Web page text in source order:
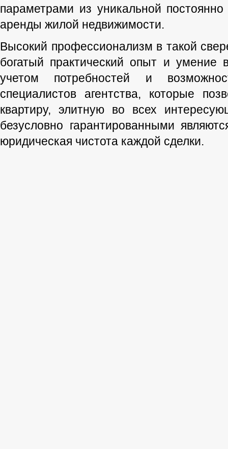
параметрами из уникальной
аренды жилой недвижимости.
Высокий профессионализм в такой
богатый практический опыт и умение
учетом потребностей и
специалистов агентства, которые
квартиру, элитную во всех
безусловно гарантированными
юридическая чистота каждой сделки.